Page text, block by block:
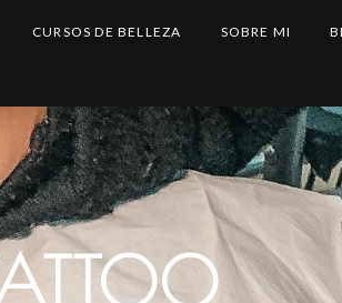
CURSOS DE BELLEZA SOBRE MI